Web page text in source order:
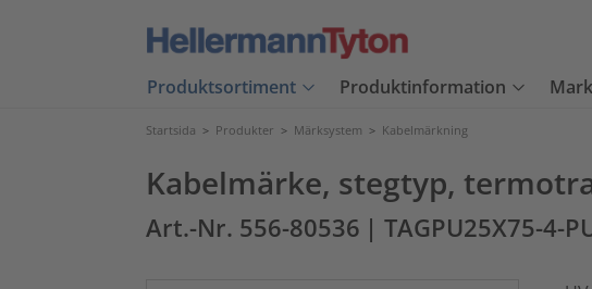
Produktsortiment Produktinformation
Startsida > Produkter > Märksystem > Kabelmärkning
Kabelmärke, stegtyp,
Art.-Nr. 556-80536 | TAGPU25X75-4-